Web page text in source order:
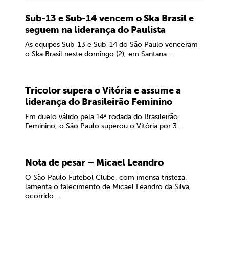
Sub-13 e Sub-14 vencem o Ska Brasil e
seguem na liderança do Paulista
As equipes Sub-13 e Sub-14 do São Paulo venceram
o Ska Brasil neste domingo (2), em Santana...
Tricolor supera o Vitória e assume a
liderança do Brasileirão Feminino
Em duelo válido pela 14ª rodada do Brasileirão
Feminino, o São Paulo superou o Vitória por 3...
Nota de pesar – Micael Leandro
O São Paulo Futebol Clube, com imensa tristeza,
lamenta o falecimento de Micael Leandro da Silva,
ocorrido...